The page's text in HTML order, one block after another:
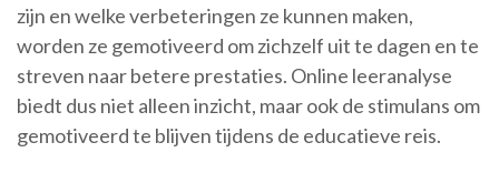
zijn en welke verbeteringen ze kunnen maken,
worden ze gemotiveerd om zichzelf uit te dagen en te
streven naar betere prestaties. Online leeranalyse
biedt dus niet alleen inzicht, maar ook de stimulans om
gemotiveerd te blijven tijdens de educatieve reis.